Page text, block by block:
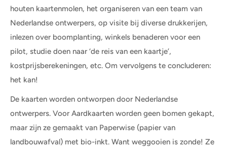
houten kaartenmolen, het organiseren van een team van
Nederlandse ontwerpers, op visite bij diverse drukkerijen,
inlezen over boomplanting, winkels benaderen voor een
pilot, studie doen naar ‘de reis van een kaartje’,
kostprijsberekeningen, etc. Om vervolgens te concluderen:
het kan!
De kaarten worden ontworpen door Nederlandse
ontwerpers. Voor Aardkaarten worden geen bomen gekapt,
maar zijn ze gemaakt van Paperwise (papier van
landbouwafval) met bio-inkt. Want weggooien is zonde! Ze